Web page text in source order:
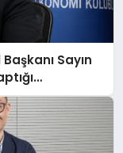
Sayın